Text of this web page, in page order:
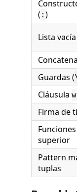
( : )
Lista
Guardas (
Cláusula
Firma de
superior
Pattern
tuplas